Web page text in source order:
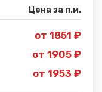
Цена за п.м.
от 1851 ₽
от 1905 ₽
от 1953 ₽